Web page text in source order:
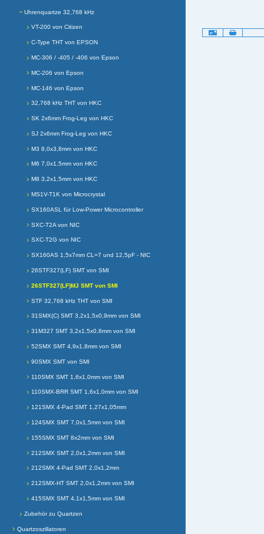
Uhrenquartze 32,768 kHz
VT-200 von Citizen
C-Type THT von EPSON
MC-306 / -405 / -406 von Epson
MC-206 von Epson
MC-146 von Epson
32,768 kHz THT von HKC
SK 2x6mm Frog-Leg von HKC
SJ 2x6mm Frog-Leg von HKC
M3 8,0x3,8mm von HKC
M6 7,0x1,5mm von HKC
M8 3,2x1,5mm von HKC
MS1V-T1K von Microcrystal
SX160ASL für Low-Power Microcontroller
SXC-T2A von NIC
SXC-T2G von NIC
SX160AS 1,5x7mm CL=7 und 12,5pF - NIC
26STF327(LF) SMT von SMI
26STF327(LF)MJ SMT von SMI
STF 32,768 kHz THT von SMI
31SMX(C) SMT 3,2x1,5x0,9mm von SMI
31M327 SMT 3,2x1,5x0,8mm von SMI
52SMX SMT 4,9x1,8mm von SMI
90SMX SMT von SMI
110SMX SMT 1,6x1,0mm von SMI
110SMX-BRR SMT 1,6x1,0mm von SMI
121SMX 4-Pad SMT 1,27x1,05mm
124SMX SMT 7,0x1,5mm von SMI
155SMX SMT 8x2mm von SMI
212SMX SMT 2,0x1,2mm von SMI
212SMX 4-Pad SMT 2,0x1,2mm
212SMX-HT SMT 2,0x1,2mm von SMI
415SMX SMT 4,1x1,5mm von SMI
Zubehör zu Quartzen
Quartzoszillatoren
Artikelaktionen